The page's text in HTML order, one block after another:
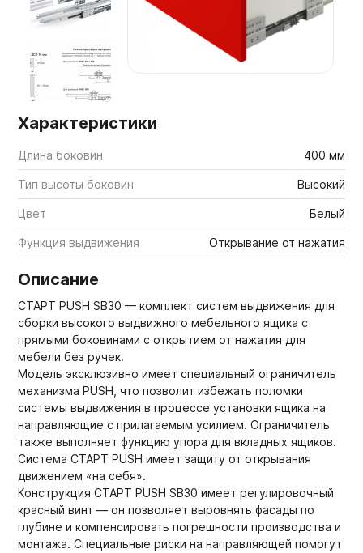
Характеристики
Длина боковин 400 мм
Тип высоты боковин Высокий
Цвет Белый
Функция выдвижения Открывание от нажатия
Описание
СТАРТ PUSH SB30 — комплект систем выдвижения для
сборки высокого выдвижного мебельного ящика с
прямыми боковинами с открытием от нажатия для
мебели без ручек.
Модель эксклюзивно имеет специальный ограничитель
механизма PUSH, что позволит избежать поломки
системы выдвижения в процессе установки ящика на
направляющие с прилагаемым усилием. Ограничитель
также выполняет функцию упора для вкладных ящиков.
Система СТАРТ PUSH имеет защиту от открывания
движением «на себя».
Конструкция СТАРТ PUSH SB30 имеет регулировочный
красный винт — он позволяет выровнять фасады по
глубине и компенсировать погрешности производства и
монтажа. Специальные риски на направляющей помогут